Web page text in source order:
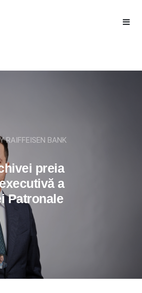
RAIFFEISEN BANK
preia
a
Patronale